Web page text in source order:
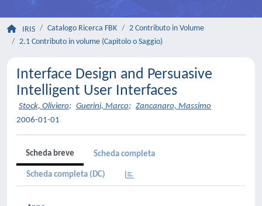
IRIS Catalogo Ricerca FBK
2 Contributo in Volume
2.1 Contributo in volume (Capitolo o Saggio)
Interface Design and Persuasive
Intelligent User Interfaces
Stock, Oliviero; Guerini, Marco; Zancanaro, Massimo
2006-01-01
Scheda breve Scheda completa
Scheda completa (DC)